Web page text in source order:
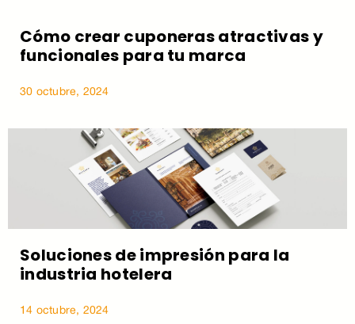
Cómo crear cuponeras atractivas y
funcionales para tu marca
30 octubre, 2024
Soluciones de impresión para la
industria hotelera
14 octubre, 2024